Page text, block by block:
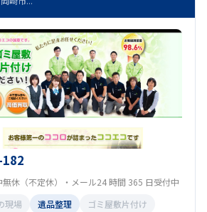
休（不定休）・メール24 時間 365 日受付中
現場 遺品整理
ゴミ屋敷片付け